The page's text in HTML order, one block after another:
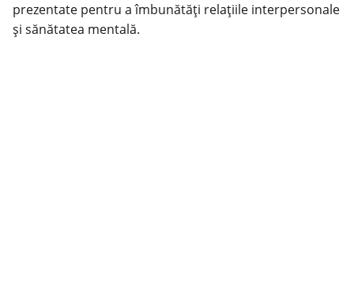
prezentate pentru a îmbunătăți relațiile interpersonale
și sănătatea mentală.